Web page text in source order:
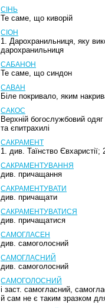
СІНЬ
Те саме, що киворій
СІОН
1. Дарохранильниця, яку
дарохранильниця
САБАНОН
Те саме, що синдон
САВАН
Біле покривало, яким
САКОС
Верхній богослужбовий
та єпитрахилі
САКРАМЕНТ
1. див. Таїнство
САКРАМЕНТУВАННЯ
див. причащання
САКРАМЕНТУВАТИ
див. причащати
САКРАМЕНТУВАТИСЯ
див. причащатися
САМОГЛАСЕН
див. самоголосний
САМОГЛАСНИЙ
див. самоголосний
САМОГОЛОСНИЙ
і заст. самогласний,
й сам не є таким зразком для